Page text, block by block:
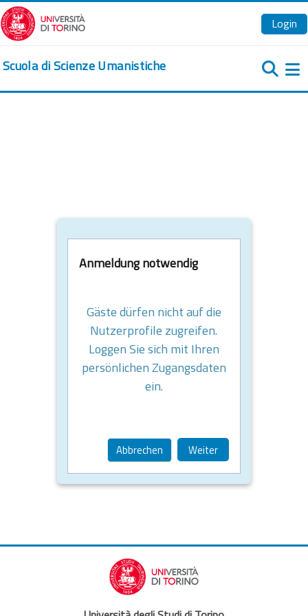
Zum Hauptinhalt
Login
Scuola di Scienze Umanistiche
Anmeldung notwendig
Gäste dürfen nicht auf die
Nutzerprofile zugreifen.
Loggen Sie sich mit Ihren
persönlichen Zugangsdaten
ein.
Abbrechen Weiter